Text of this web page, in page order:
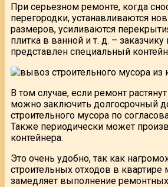
При серьезном ремонте, когда
перегородки, устанавливаются
размеров, усиливаются
плитка в ванной и т. д. –
представлен специальный
В том случае, если ремонт
можно заключить долгосрочный
строительного мусора по
Также периодически может
контейнера.
Это очень удобно, так как
строительных отходов в квартире
замедляет выполнение ремонтных